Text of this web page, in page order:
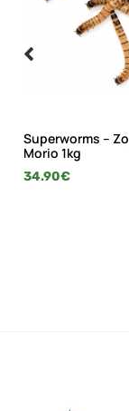
Superworms –
Morio 1kg
34.90€